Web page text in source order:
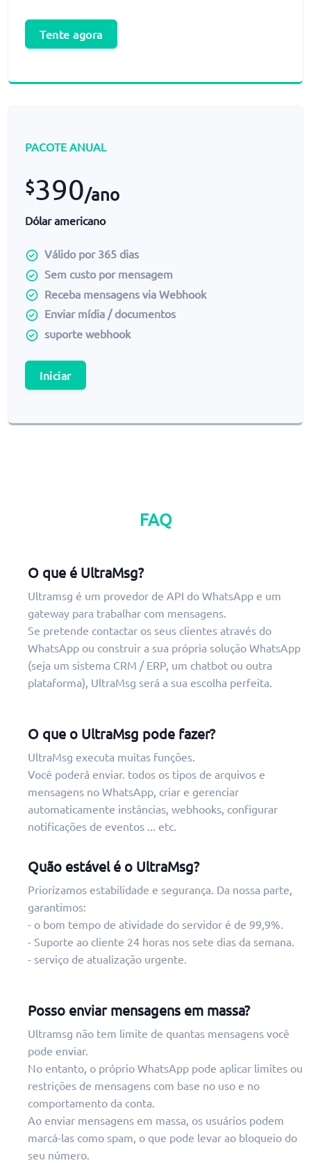
Tente agora
PACOTE ANUAL
$390/ano
Dólar americano
Válido por 365 dias
Sem custo por mensagem
Receba mensagens via Webhook
Enviar mídia / documentos
suporte webhook
Iniciar
FAQ
O que é UltraMsg?
Ultramsg é um provedor de API do WhatsApp e um
gateway para trabalhar com mensagens.
Se pretende contactar os seus clientes através do
WhatsApp ou construir a sua própria solução WhatsApp
(seja um sistema CRM / ERP, um chatbot ou outra
plataforma), UltraMsg será a sua escolha perfeita.
O que o UltraMsg pode fazer?
UltraMsg executa muitas funções.
Você poderá enviar. todos os tipos de arquivos e
mensagens no WhatsApp, criar e gerenciar
automaticamente instâncias, webhooks, configurar
notificações de eventos ... etc.
Quão estável é o UltraMsg?
Priorizamos estabilidade e segurança. Da nossa parte,
garantimos:
- o bom tempo de atividade do servidor é de 99,9%.
- Suporte ao cliente 24 horas nos sete dias da semana.
- serviço de atualização urgente.
Posso enviar mensagens em massa?
Ultramsg não tem limite de quantas mensagens você
pode enviar.
No entanto, o próprio WhatsApp pode aplicar limites ou
restrições de mensagens com base no uso e no
comportamento da conta.
Ao enviar mensagens em massa, os usuários podem
marcá-las como spam, o que pode levar ao bloqueio do
seu número.